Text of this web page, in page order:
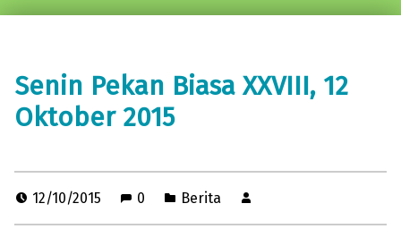
Senin Pekan Biasa XXVIII, 12
Oktober 2015
12/10/2015 0 Berita